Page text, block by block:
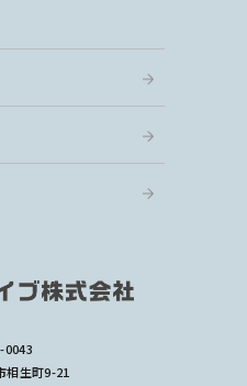
0043
相生町9-21